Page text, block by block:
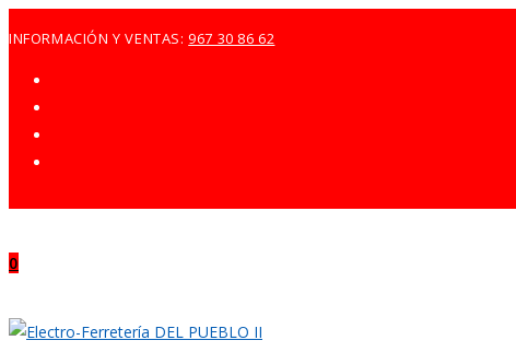
al
contenido
INFORMACIÓN Y VENTAS:967 30 86 62
0